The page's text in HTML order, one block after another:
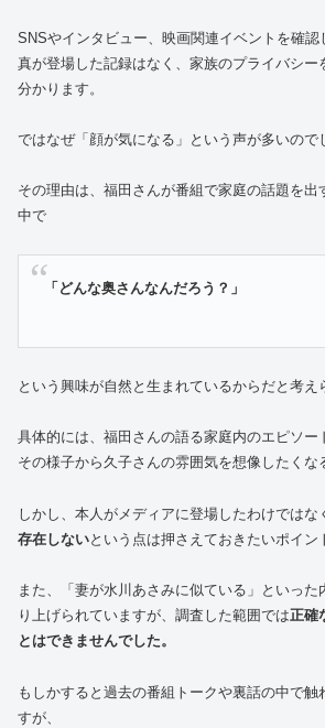
SNSやインタビュー、映画関連イベントを確
真が登場した記録はなく、家族のプライバシー
分かります。
ではなぜ「顔が気になる」という声が多いので
その理由は、福田さんが番組で家庭の話題を出
中で
「どんな奥さんなんだろう？」
という興味が自然と生まれているからだと考え
具体的には、福田さんの語る家庭内のエピソー
その様子から久子さんの雰囲気を想像したくな
しかし、本人がメディアに登場したわけではな
存在しないという点は押さえておきたいポイン
また、「妻が水川あさみに似ている」といった
り上げられていますが、調査した範囲では正確
とはできませんでした。
もしかすると過去の番組トークや裏話の中で触
すが、